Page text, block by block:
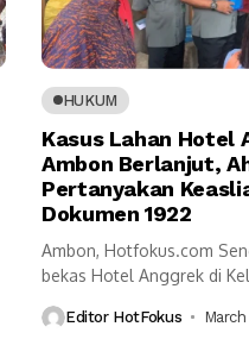
HUKUM
Kasus Lahan Hotel
Ambon Berlanjut,
Pertanyakan
Dokumen 1922
Ambon, Hotfokus.com
bekas Hotel Anggrek di
Editor HotFokus